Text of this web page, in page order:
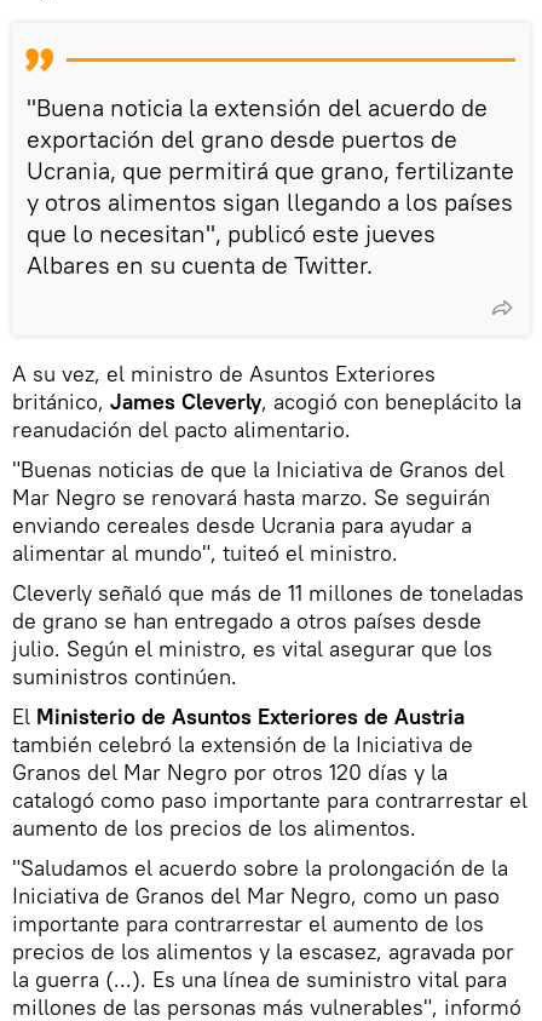
"Buena noticia la extensión del acuerdo de
exportación del grano desde puertos de
Ucrania, que permitirá que grano, fertilizante
y otros alimentos sigan llegando a los países
que lo necesitan", publicó este jueves
Albares en su cuenta de Twitter.
A su vez, el ministro de Asuntos Exteriores
británico, James Cleverly, acogió con beneplácito la
reanudación del pacto alimentario.
"Buenas noticias de que la Iniciativa de Granos del
Mar Negro se renovará hasta marzo. Se seguirán
enviando cereales desde Ucrania para ayudar a
alimentar al mundo", tuiteó el ministro.
Cleverly señaló que más de 11 millones de toneladas
de grano se han entregado a otros países desde
julio. Según el ministro, es vital asegurar que los
suministros continúen.
El Ministerio de Asuntos Exteriores de Austria
también celebró la extensión de la Iniciativa de
Granos del Mar Negro por otros 120 días y la
catalogó como paso importante para contrarrestar el
aumento de los precios de los alimentos.
"Saludamos el acuerdo sobre la prolongación de la
Iniciativa de Granos del Mar Negro, como un paso
importante para contrarrestar el aumento de los
precios de los alimentos y la escasez, agravada por
la guerra (...). Es una línea de suministro vital para
millones de las personas más vulnerables", informó